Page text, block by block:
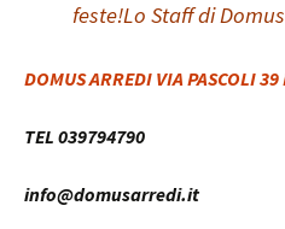
feste!Lo Staff di
DOMUS ARREDI VIA PASCOLI 39
TEL 039794790
info@domusarredi.it